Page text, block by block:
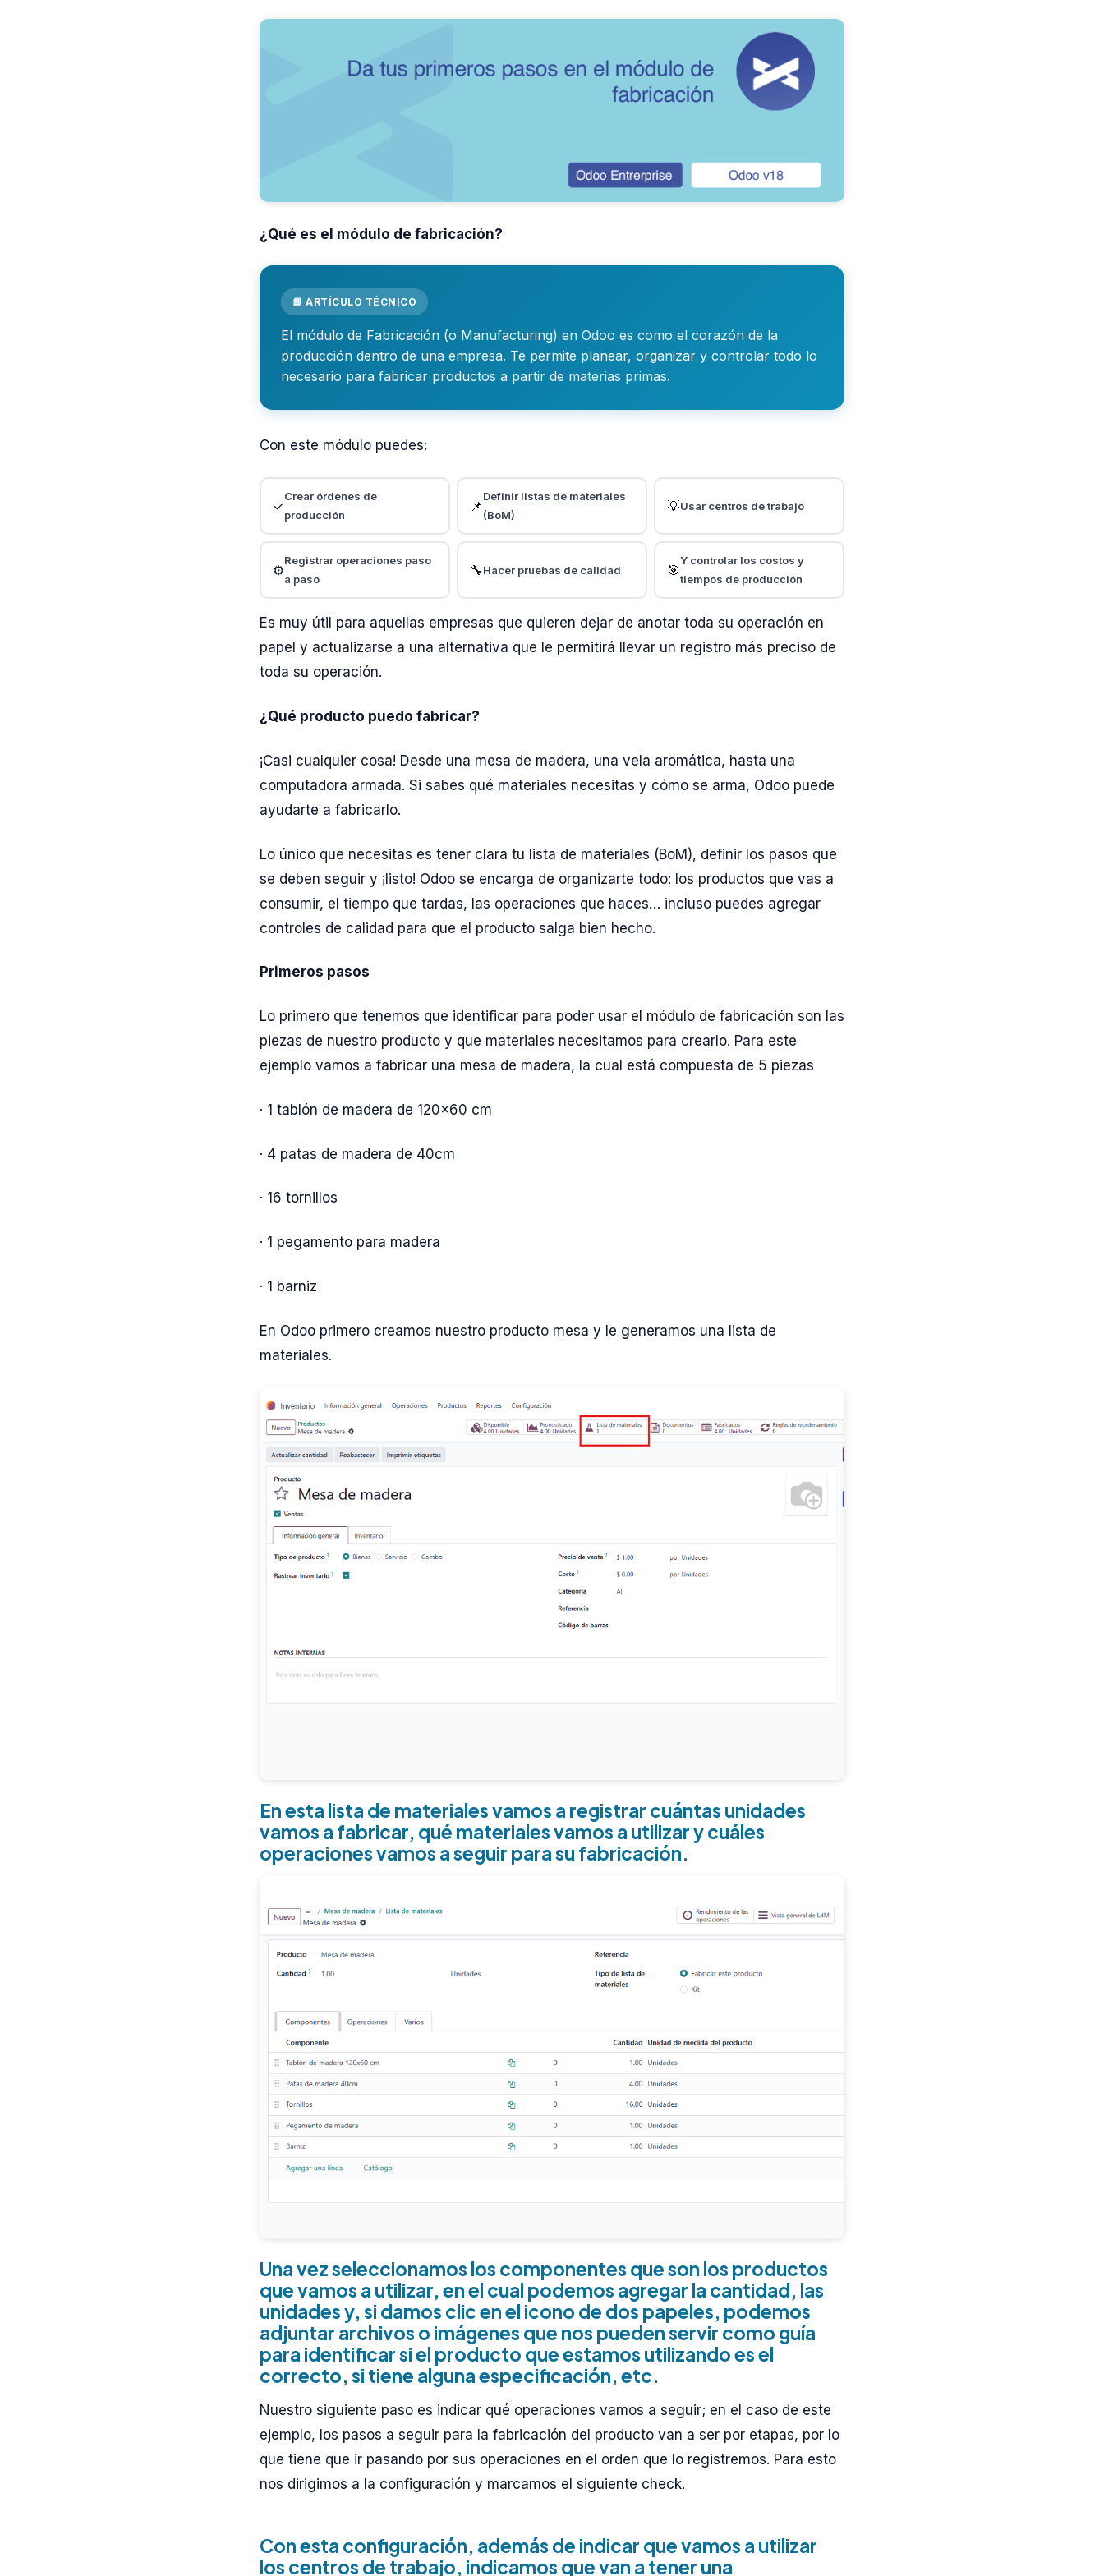
¿Qué es el módulo de fabricación?
📘 ARTÍCULO TÉCNICO
El módulo de Fabricación (o Manufacturing) en Odoo es como el corazón de la
producción dentro de una empresa. Te permite planear, organizar y controlar todo lo
necesario para fabricar productos a partir de materias primas.
Con este módulo puedes:
✓
Crear órdenes de
producción
📌
Definir listas de materiales
(BoM)
💡Usar centros de trabajo
⚙️
Registrar operaciones paso
a paso
🔧Hacer pruebas de calidad 🎯
Y controlar los costos y
tiempos de producción
Es muy útil para aquellas empresas que quieren dejar de anotar toda su operación en
papel y actualizarse a una alternativa que le permitirá llevar un registro más preciso de
toda su operación.
¿Qué producto puedo fabricar?
¡Casi cualquier cosa! Desde una mesa de madera, una vela aromática, hasta una
computadora armada. Si sabes qué materiales necesitas y cómo se arma, Odoo puede
ayudarte a fabricarlo.
Lo único que necesitas es tener clara tu lista de materiales (BoM), definir los pasos que
se deben seguir y ¡listo! Odoo se encarga de organizarte todo: los productos que vas a
consumir, el tiempo que tardas, las operaciones que haces… incluso puedes agregar
controles de calidad para que el producto salga bien hecho.
Primeros pasos
Lo primero que tenemos que identificar para poder usar el módulo de fabricación son las
piezas de nuestro producto y que materiales necesitamos para crearlo. Para este
ejemplo vamos a fabricar una mesa de madera, la cual está compuesta de 5 piezas
· 1 tablón de madera de 120×60 cm
· 4 patas de madera de 40cm
· 16 tornillos
· 1 pegamento para madera
· 1 barniz
En Odoo primero creamos nuestro producto mesa y le generamos una lista de
materiales.
En esta lista de materiales vamos a registrar cuántas unidades
vamos a fabricar, qué materiales vamos a utilizar y cuáles
operaciones vamos a seguir para su fabricación.
Una vez seleccionamos los componentes que son los productos
que vamos a utilizar, en el cual podemos agregar la cantidad, las
unidades y, si damos clic en el icono de dos papeles, podemos
adjuntar archivos o imágenes que nos pueden servir como guía
para identificar si el producto que estamos utilizando es el
correcto, si tiene alguna especificación, etc.
Nuestro siguiente paso es indicar qué operaciones vamos a seguir; en el caso de este
ejemplo, los pasos a seguir para la fabricación del producto van a ser por etapas, por lo
que tiene que ir pasando por sus operaciones en el orden que lo registremos. Para esto
nos dirigimos a la configuración y marcamos el siguiente check.
Con esta configuración, además de indicar que vamos a utilizar
los centros de trabajo, indicamos que van a tener una